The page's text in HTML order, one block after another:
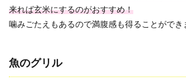
来れば玄米にするのがおすすめ！
噛みごたえもあるので満腹感も得ることができ
魚のグリル